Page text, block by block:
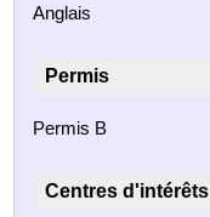
Anglais
Permis
Permis B
Centres d'intérêts